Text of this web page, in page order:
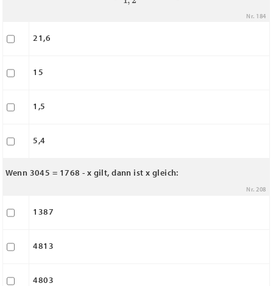
Nr. 184
21,6
15
1,5
5,4
Wenn 3045 = 1768 - x gilt, dann ist x gleich:
Nr. 208
1387
4813
4803